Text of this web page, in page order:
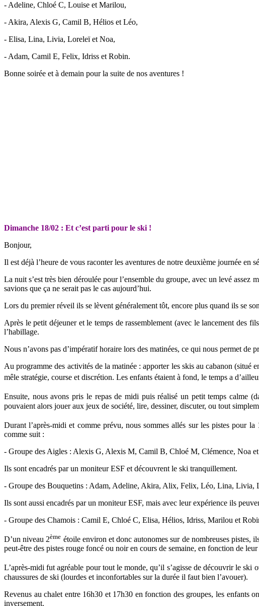
- Adeline, Chloé C, Louise et Marilou,
- Akira, Alexis G, Camil B, Hélios et Léo,
- Elisa, Lina, Livia, Loreleï et Noa,
- Adam, Camil E, Felix, Idriss et Robin.
Bonne soirée et à demain pour la suite de nos aventures !
Dimanche 18/02 : Et c’est parti pour le ski !
Bonjour,
Il est déjà l’heure de vous raconter les aventures de notre deuxième journée en
La nuit s’est très bien déroulée pour l’ensemble du groupe, avec un levé
savions que ça ne serait pas le cas aujourd’hui.
Lors du premier réveil ils se lèvent généralement tôt, encore plus quand ils se
Après le petit déjeuner et le temps de rassemblement (avec le lancement des
l’habillage.
Nous n’avons pas d’impératif horaire lors des matinées, ce qui nous permet de
Au programme des activités de la matinée : apporter les skis au cabanon (situé
mêle stratégie, course et discrétion. Les enfants étaient à fond, le temps a
Ensuite, nous avons pris le repas de midi puis réalisé un petit temps calme
pouvaient alors jouer aux jeux de société, lire, dessiner, discuter, ou tout
Durant l’après-midi et comme prévu, nous sommes allés sur les pistes pour la
comme suit :
- Groupe des Aigles : Alexis G, Alexis M, Camil B, Chloé M, Clémence, Noa
Ils sont encadrés par un moniteur ESF et découvrent le ski tranquillement.
- Groupe des Bouquetins : Adam, Adeline, Akira, Alix, Felix, Léo, Lina, Livia,
Ils sont aussi encadrés par un moniteur ESF, mais avec leur expérience ils
- Groupe des Chamois : Camil E, Chloé C, Elisa, Hélios, Idriss, Marilou et
D’un niveau 2ème étoile environ et donc autonomes sur de nombreuses pistes,
peut-être des pistes rouge foncé ou noir en cours de semaine, en fonction de
L’après-midi fut agréable pour tout le monde, qu’il s’agisse de découvrir le ski
chaussures de ski (lourdes et inconfortables sur la durée il faut bien l’avouer).
Revenus au chalet entre 16h30 et 17h30 en fonction des groupes, les enfants
inversement.